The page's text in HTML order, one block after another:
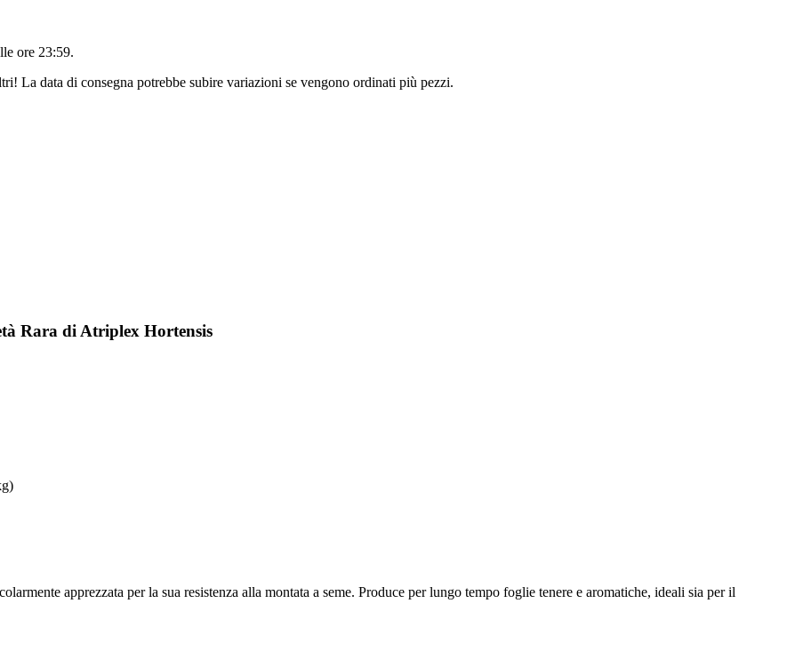
ore 23:59.
La data di consegna potrebbe subire variazioni se vengono ordinati più pezzi.
Rara di Atriplex Hortensis
apprezzata per la sua resistenza alla montata a seme. Produce per lungo tempo foglie tenere e aromatiche, ideali sia per il